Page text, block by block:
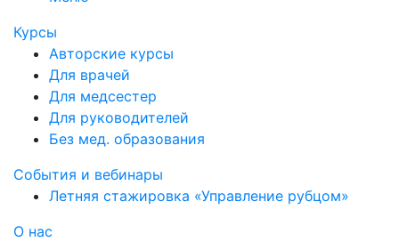
Курсы
Авторские курсы
Для врачей
Для медсестер
Для руководителей
Без мед. образования
События и вебинары
Летняя стажировка «Управление рубцом»
О нас